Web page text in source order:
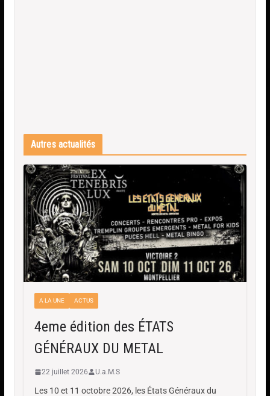
Autres actualités
A LA UNE ACTUS
4eme édition des ÉTATS
GÉNÉRAUX DU METAL
22 juillet 2026 U.a.M.S
Les 10 et 11 octobre 2026, les États Généraux du